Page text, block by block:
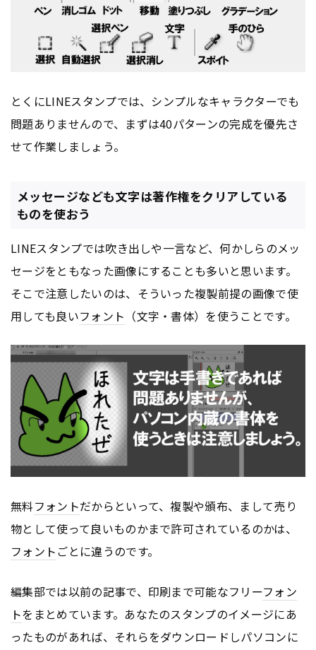
とくにLINEスタンプでは、シンプルなキャラクターでも
問題ありませんので、まずは40パターンの完成を優先さ
せて作業しましょう。
メッセージなども文字は著作権をクリアしている
ものを使おう
LINEスタンプでは吹き出しや一言など、何かしらのメッ
セージをともなった画像にすることも多いと思います。
そこで注意したいのは、そういった複製前提の画像で使
用しても良いフォント （文字・書体）を使うことです。
無料フォントだからといって、複製や頒布、まして売り
物として使って良いものかまで許可されているのかは、
フォントごとに違うのです。
編集部では以前の記事で、印刷まで可能なフリーフォン
トをまとめています。あなたのスタンプのイメージにあ
ったものがあれば、それらをダウンロードしパソコンに